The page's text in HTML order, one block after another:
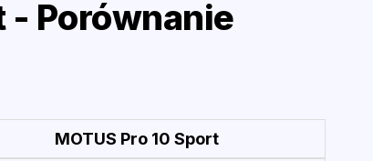
- Porównanie
MOTUS Pro 10 Sport